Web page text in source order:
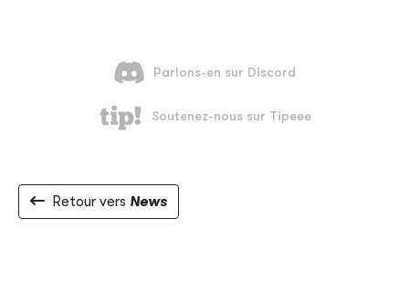
Retour vers News